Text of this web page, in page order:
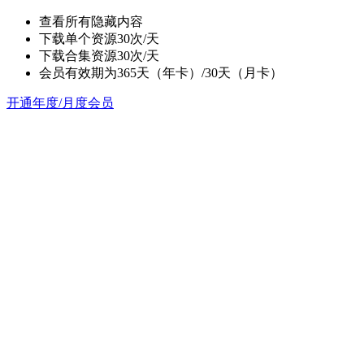
查看所有隐藏内容
下载单个资源30次/天
下载合集资源30次/天
会员有效期为365天（年卡）/30天（月卡）
开通年度/月度会员